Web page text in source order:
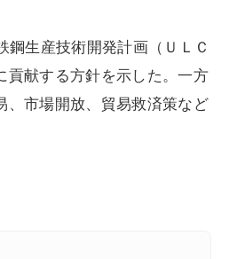
生産技術開発計画（ＵＬＣ
貢献する方針を示した。一方
、市場開放、貿易救済策など